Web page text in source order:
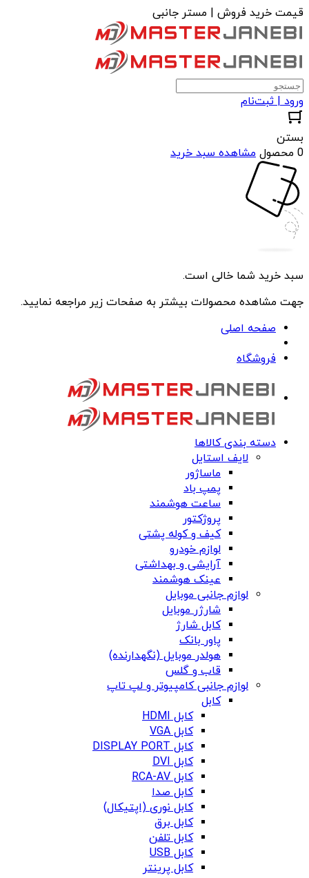
قیمت خرید فروش | مستر جانبی
ورود | ثبت‌نام
بستن
0 محصول
مشاهده سبد خرید
سبد خرید شما خالی است.
جهت مشاهده محصولات بیشتر به صفحات زیر مراجعه نمایید.
صفحه اصلی
فروشگاه
دسته بندی کالاها
لایف استایل
ماساژور
پمپ باد
ساعت هوشمند
پروژکتور
کیف و کوله پشتی
لوازم خودرو
آرایشی و بهداشتی
عینک هوشمند
لوازم جانبی موبایل
شارژر موبایل
کابل شارژ
پاور بانک
هولدر موبایل (نگهدارنده)
قاب و گلس
لوازم جانبی کامپیوتر و لپ تاپ
کابل
کابل HDMI
کابل VGA
کابل DISPLAY PORT
کابل DVI
کابل RCA-AV
کابل صدا
کابل نوری (اپتیکال)
کابل برق
کابل تلفن
کابل USB
کابل پرینتر